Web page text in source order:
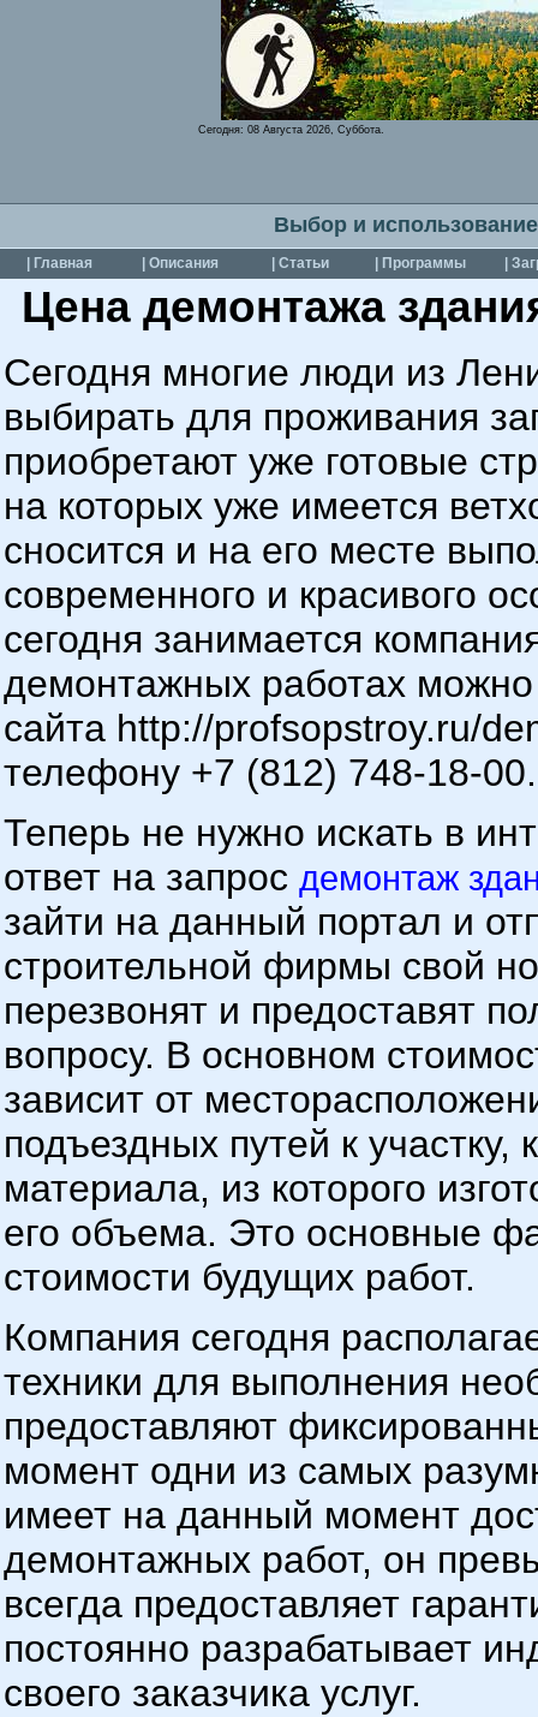
Сегодня:08 Августа 2026, Суббота.
Выбор и
| Главная | Описания | Статьи | Программы |
Цена демонтажа
Сегодня многие люди из
выбирать для проживания
приобретают уже готовые
на которых уже имеется
сносится и на его месте
современного и красивого
сегодня занимается
демонтажных работах можно
сайта http://profsopstroy.ru/
телефону +7 (812) 748-18-00.
Теперь не нужно искать в
ответ на запрос демонтаж
зайти на данный портал и
строительной фирмы свой
перезвонят и предоставят
вопросу. В основном
зависит от
подъездных путей к участку,
материала, из которого
его объема. Это основные
стоимости будущих работ.
Компания сегодня
техники для выполнения
предоставляют
момент одни из самых
имеет на данный момент
демонтажных работ, он
всегда предоставляет
постоянно разрабатывает
своего заказчика услуг.